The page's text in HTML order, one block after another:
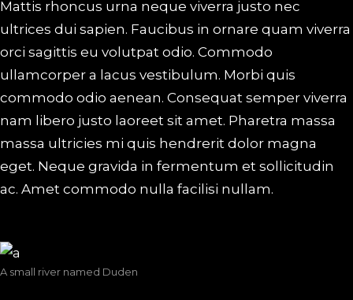
Mattis rhoncus urna neque viverra justo nec
ultrices dui sapien. Faucibus in ornare quam viverra
orci sagittis eu volutpat odio. Commodo
ullamcorper a lacus vestibulum. Morbi quis
commodo odio aenean. Consequat semper viverra
nam libero justo laoreet sit amet. Pharetra massa
massa ultricies mi quis hendrerit dolor magna
eget. Neque gravida in fermentum et sollicitudin
ac. Amet commodo nulla facilisi nullam.
A small river named Duden